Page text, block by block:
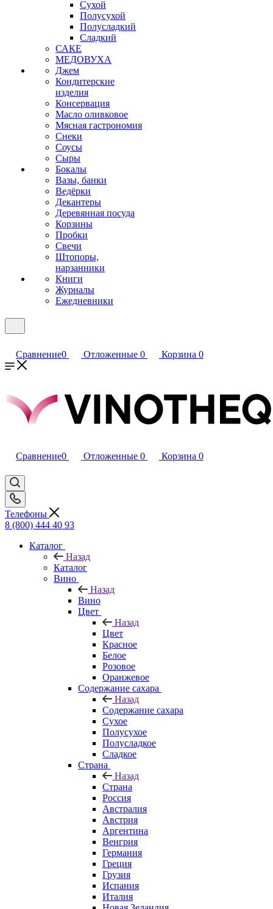
Сухой
Полусухой
Полусладкий
Сладкий
САКЕ
МЕДОВУХА
Джем
Кондитерские
изделия
Консервация
Масло оливковое
Мясная гастрономия
Снеки
Соусы
Сыры
Бокалы
Вазы, банки
Ведёрки
Декантеры
Деревянная посуда
Корзины
Пробки
Свечи
Штопоры,
нарзанники
Книги
Журналы
Ежедневники
Сравнение0 Отложенные 0 Корзина 0
Сравнение0 Отложенные 0 Корзина 0
Телефоны
8 (800) 444 40 93
Каталог
Назад
Каталог
Вино
Назад
Вино
Цвет
Назад
Цвет
Красное
Белое
Розовое
Оранжевое
Содержание сахара
Назад
Содержание сахара
Сухое
Полусухое
Полусладкое
Сладкое
Страна
Назад
Страна
Россия
Австралия
Австрия
Аргентина
Венгрия
Германия
Греция
Грузия
Испания
Италия